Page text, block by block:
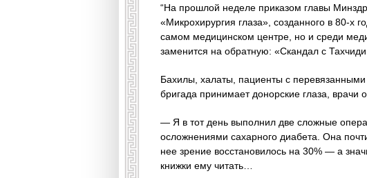
“На прошлой неделе приказом главы
«Микрохирургия глаза», созданного в 80-х
самом медицинском центре, но и среди
заменится на обратную: «Скандал с
Бахилы, халаты, пациенты с
бригада принимает донорские глаза,
— Я в тот день выполнил две сложные
осложнениями сахарного диабета. Она
нее зрение восстановилось на 30% — а
книжки ему читать…